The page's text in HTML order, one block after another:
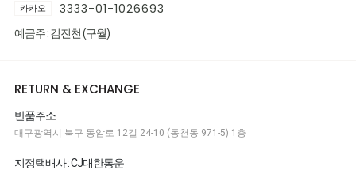
카카오 3333-01-1026693
예금주 : 김진천 (구월)
RETURN & EXCHANGE
반품주소
대구광역시 북구 동암로 12길 24-10 (동천동 971-5) 1층
지정택배사 : CJ대한통운